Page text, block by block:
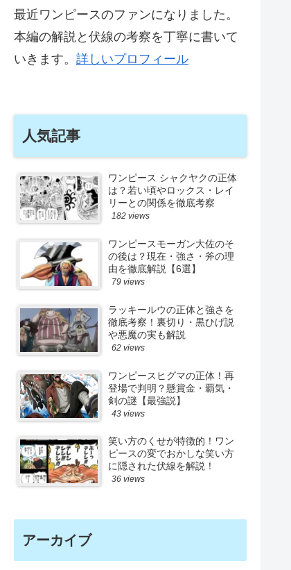
最近ワンピースのファンになりました。
本編の解説と伏線の考察を丁寧に書いて
いきます。 詳しいプロフィール
人気記事
ワンピース シャクヤクの正体
は？若い頃やロックス・レイ
リーとの関係を徹底考察
182 views
ワンピースモーガン大佐のそ
の後は？現在・強さ・斧の理
由を徹底解説【6選】
79 views
ラッキールウの正体と強さを
徹底考察！裏切り・黒ひげ説
や悪魔の実も解説
62 views
ワンピースヒグマの正体！再
登場で判明？懸賞金・覇気・
剣の謎【最強説】
43 views
笑い方のくせが特徴的！ワン
ピースの変でおかしな笑い方
に隠された伏線を解説！
36 views
アーカイブ